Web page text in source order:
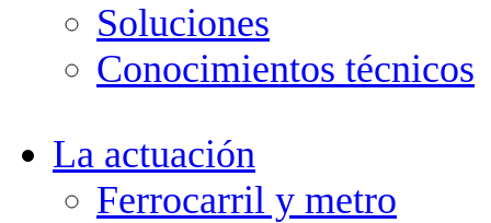
Soluciones
Conocimientos técnicos
La actuación
Ferrocarril y metro